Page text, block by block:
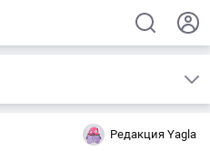
Редакция Yagla